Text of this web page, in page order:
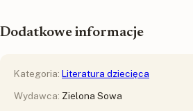
Dodatkowe informacje
Kategoria: Literatura dziecięca
Wydawca: Zielona Sowa